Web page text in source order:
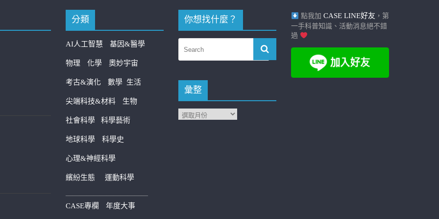
分類
AI人工智慧 基因&醫學
物理 化學 奧妙宇宙
考古&演化 數學 生活
尖端科技&材料 生物
社會科學 科學藝術
地球科學 科學史
心理&神經科學
繽紛生態 運動科學
————————————
CASE專欄 年度大事
你想找什麼？
彙整
點我加 CASE LINE好友 ，第
一手科普知識、活動消息絕不錯
過